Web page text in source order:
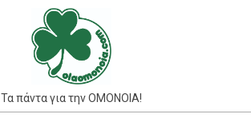
Τα πάντα για την ΟΜΟΝΟΙΑ!